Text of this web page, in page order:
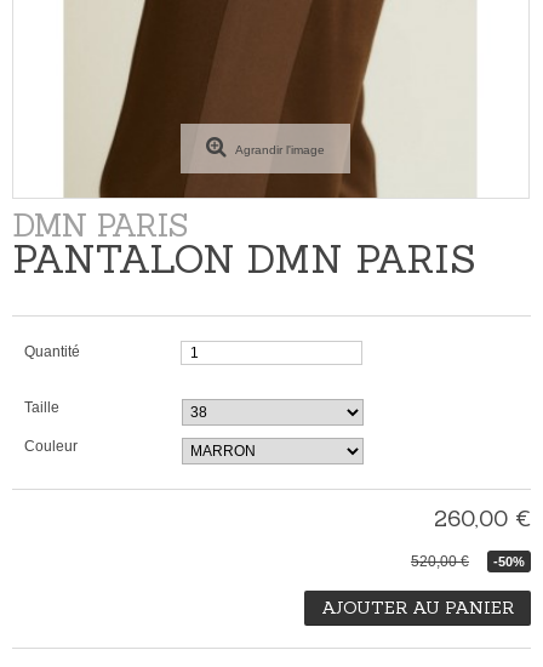
Agrandir l'image
DMN PARIS
PANTALON DMN PARIS
Quantité
Taille
Couleur
260,00 €
-50%
520,00 €
AJOUTER AU PANIER